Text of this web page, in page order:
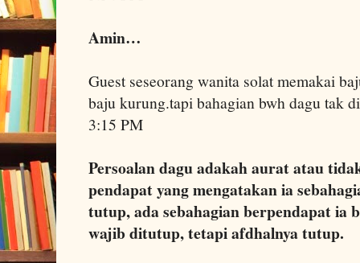
Amin…
Guest seseorang wanita solat memakai
baju kurung.tapi bahagian bwh dagu tak
3:15 PM
Persoalan dagu adakah aurat atau
pendapat yang mengatakan ia
tutup, ada sebahagian berpendapat ia
wajib ditutup, tetapi afdhalnya tutup.